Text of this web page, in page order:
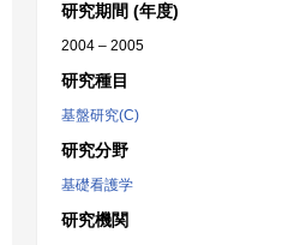
研究期間 (年度)
2004 – 2005
研究種目
基盤研究(C)
研究分野
基礎看護学
研究機関